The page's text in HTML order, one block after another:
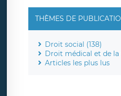
THÈMES DE
Droit social (138)
Droit médical et de la
Articles les plus lus